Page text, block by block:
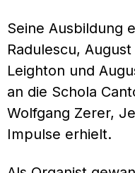
Seine Ausbildung
Radulescu,
Leighton und
an die Schola
Wolfgang Zerer,
Impulse erhielt.